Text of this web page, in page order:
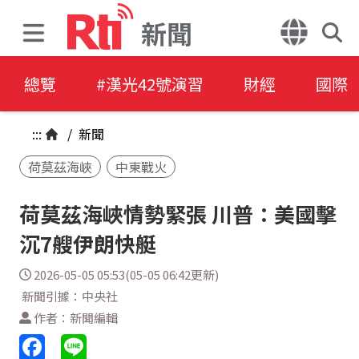
新聞
總覽 #漢光42號演習 財經 國際
::: / 新聞
荷莫茲海峽
中東戰火
荷莫茲海峽情勢緊張 川普：美國擊
沉7艘伊朗快艇
2026-05-05 05:53(05-05 06:42更新)
新聞引據：中央社
作者：新聞編輯